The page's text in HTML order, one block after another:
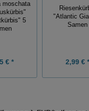
moschata
5
€ *
"Atlantic
Samen
2,99 € *